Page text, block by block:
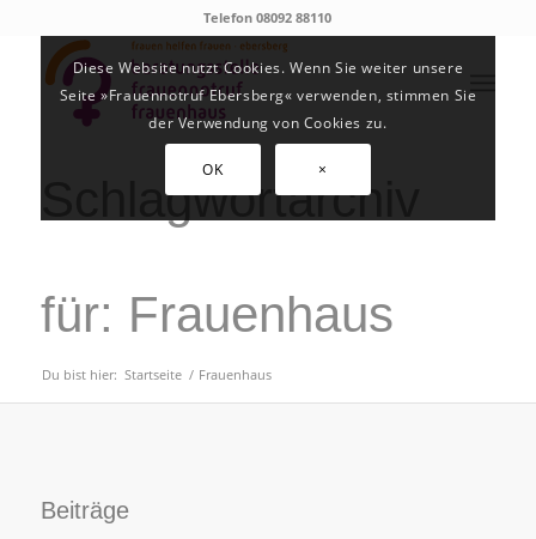
Telefon 08092 88110
Schlagwortarchiv
für: Frauenhaus
Du bist hier: Startseite / Frauenhaus
Beiträge
Diese Website nutzt Cookies. Wenn Sie weiter unsere
Seite »Frauennotruf Ebersberg« verwenden, stimmen Sie
der Verwendung von Cookies zu.
OK ×